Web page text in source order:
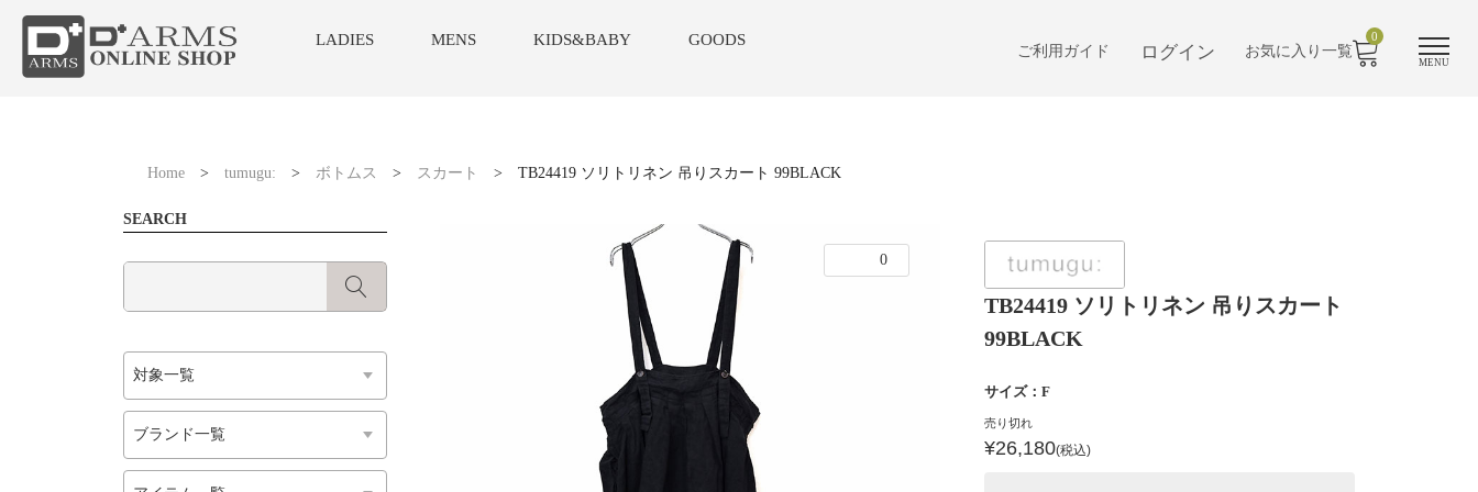
LADIES MENS KIDS&BABY GOODS
MENU
ご利用ガイド ログイン お気に入り一覧
0
Home> tumugu: > ボトムス > スカート > TB24419 ソリトリネン 吊りスカート 99BLACK
0
TB24419 ソリトリネン 吊りスカート
99BLACK
サイズ：F
売り切れ
¥26,180(税込)
SEARCH